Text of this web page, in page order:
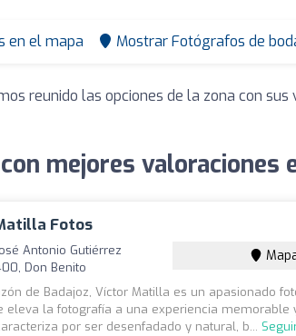
en el mapa Mostrar Fotógrafos de
reunido las opciones de la zona con
mejores valoraciones
Fotos
Antonio Gutiérrez
Don Benito
de Badajoz, Víctor Matilla es un apasionado
eleva la fotografía a una experiencia memorable
por ser desenfadado y natural, b...